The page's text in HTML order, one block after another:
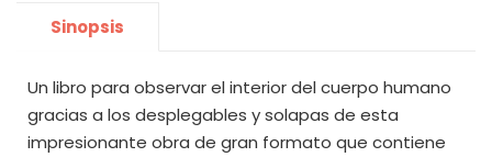
Sinopsis
Un libro para observar el interior del cuerpo humano
gracias a los desplegables y solapas de esta
impresionante obra de gran formato que contiene